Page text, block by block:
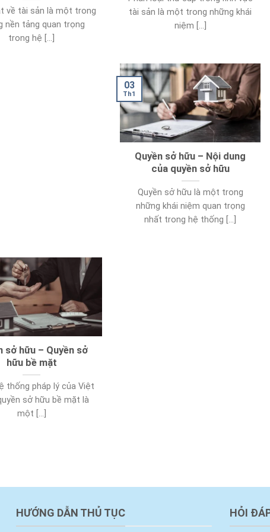
về tài sản là một trong
nền tảng quan trọng
trong hệ [...]
tài sản là một trong những khái
niệm [...]
Quyền sở hữu – Nội dung
của quyền sở hữu
Quyền sở hữu là một trong
những khái niệm quan trọng
nhất trong hệ thống [...]
03
Th1
sở hữu – Quyền sở
hữu bề mặt
thống pháp lý của Việt
sở hữu bề mặt là
một [...]
HƯỚNG DẪN THỦ TỤC HỎI